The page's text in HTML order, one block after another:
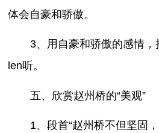
体会自豪和骄傲。
3、用自豪和骄傲的感情
len听。
五、欣赏赵州桥的“美观”
1、段首“赵州桥不但坚固